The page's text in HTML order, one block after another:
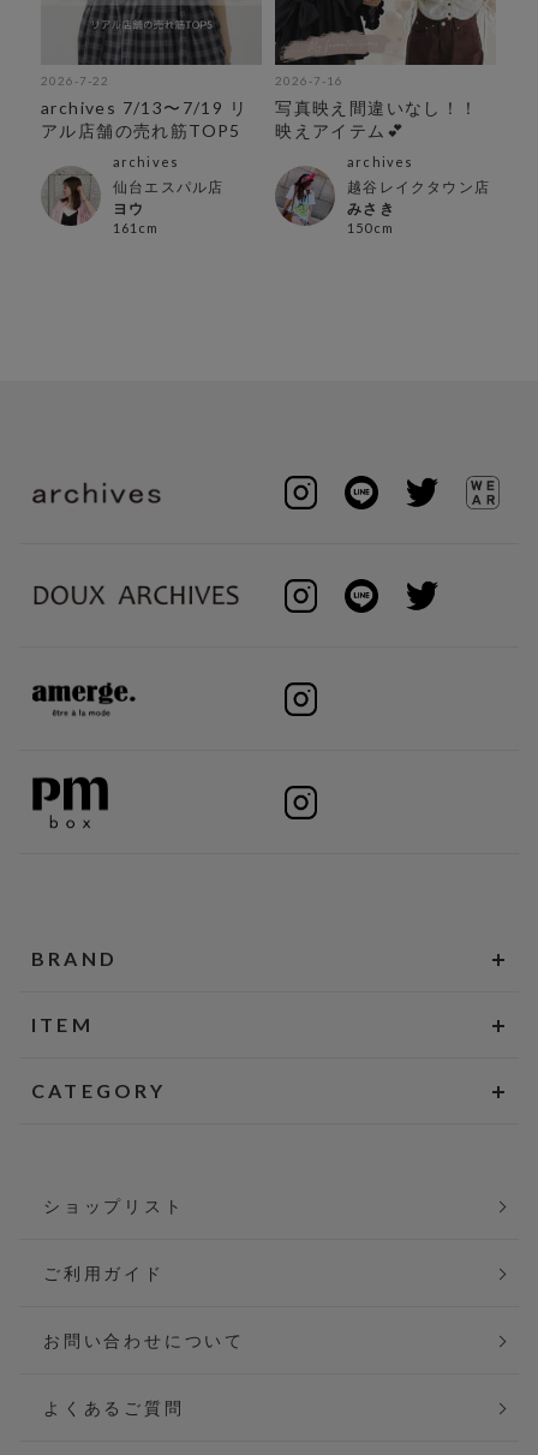
2026-7-22
archives 7/13〜7/19 リ
アル店舗の売れ筋TOP5
archives
仙台エスパル店
ヨウ
161cm
2026-7-16
写真映え間違いなし！！
映えアイテム💕
archives
越谷レイクタウン店
みさき
150cm
BRAND
ITEM
CATEGORY
ショップリスト
ご利用ガイド
お問い合わせについて
よくあるご質問